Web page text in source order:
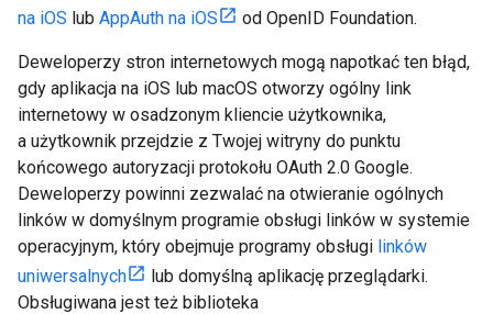
na iOS lub AppAuth na iOS od OpenID Foundation.
Deweloperzy stron internetowych mogą napotkać ten błąd,
gdy aplikacja na iOS lub macOS otworzy ogólny link
internetowy w osadzonym kliencie użytkownika,
a użytkownik przejdzie z Twojej witryny do punktu
końcowego autoryzacji protokołu OAuth 2.0 Google.
Deweloperzy powinni zezwalać na otwieranie ogólnych
linków w domyślnym programie obsługi linków w systemie
operacyjnym, który obejmuje programy obsługi linków
uniwersalnych
lub domyślną aplikację przeglądarki.
Obsługiwana jest też biblioteka